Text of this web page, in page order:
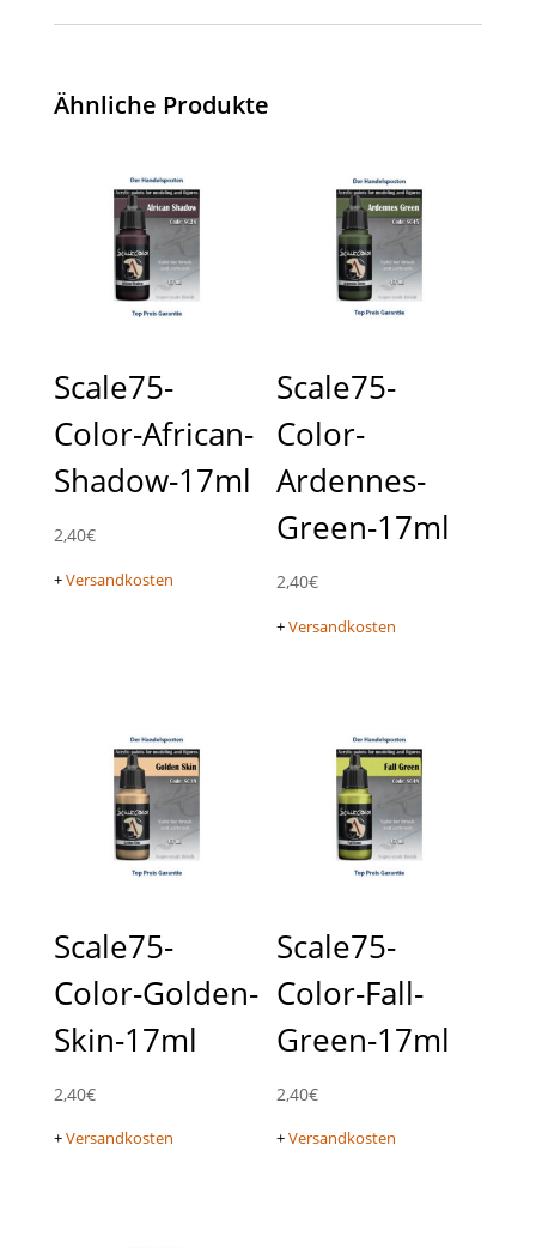
Ähnliche Produkte
Scale75-
Color-African-
Shadow-17ml
2,40€
+Versandkosten
Scale75-
Color-
Ardennes-
Green-17ml
2,40€
+Versandkosten
Scale75-
Color-Golden-
Skin-17ml
2,40€
+Versandkosten
Scale75-
Color-Fall-
Green-17ml
2,40€
+Versandkosten